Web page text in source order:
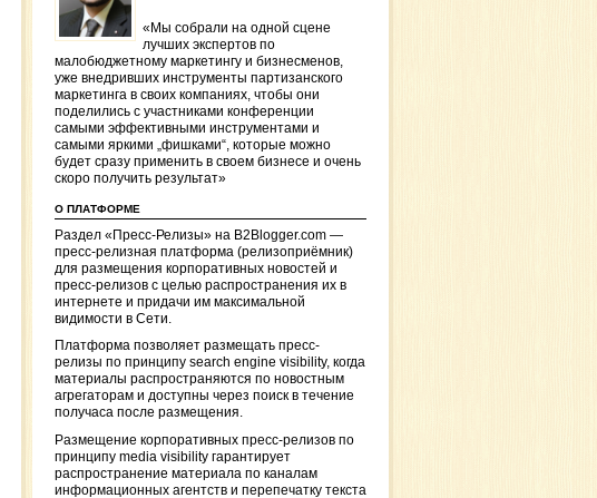
«Мы собрали на одной сцене
лучших экспертов по
малобюджетному маркетингу и бизнесменов,
уже внедривших инструменты партизанского
маркетинга в своих компаниях, чтобы они
поделились с участниками конференции
самыми эффективными инструментами и
самыми яркими „фишками“, которые можно
будет сразу применить в своем бизнесе и очень
скоро получить результат»
О ПЛАТФОРМЕ
Раздел «Пресс-Релизы» на B2Blogger.com —
пресс-релизная платформа (релизоприёмник)
для размещения корпоративных новостей и
пресс-релизов с целью распространения их в
интернете и придачи им максимальной
видимости в Сети.
Платформа позволяет размещать пресс-
релизы по принципу search engine visibility, когда
материалы распространяются по новостным
агрегаторам и доступны через поиск в течение
получаса после размещения.
Размещение корпоративных пресс-релизов по
принципу media visibility гарантирует
распространение материала по каналам
информационных агентств и перепечатку текста